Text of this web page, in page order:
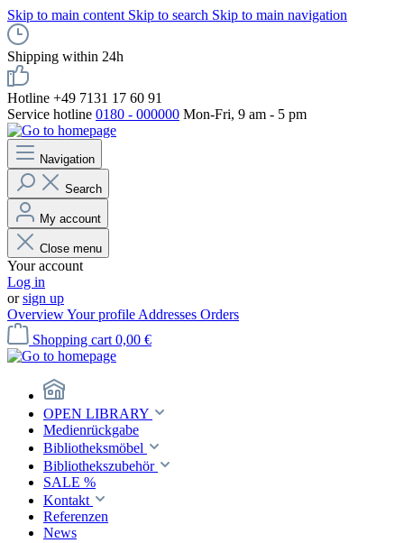
Skip to main content Skip to search Skip to main navigation
Shipping within 24h
Hotline +49 7131 17 60 91
Service hotline 0180 - 000000 Mon-Fri, 9 am - 5 pm
Navigation
Search
My account
Close menu
Your account
Log in
orsign up
OverviewYour profile Addresses Orders
Shopping cart 0,00 €
OPEN LIBRARY
Medienrückgabe
Bibliotheksmöbel
Bibliothekszubehör
SALE %
Kontakt
Referenzen
News